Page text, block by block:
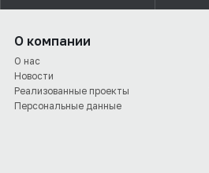
О компании
О нас
Новости
Реализованные проекты
Персональные данные